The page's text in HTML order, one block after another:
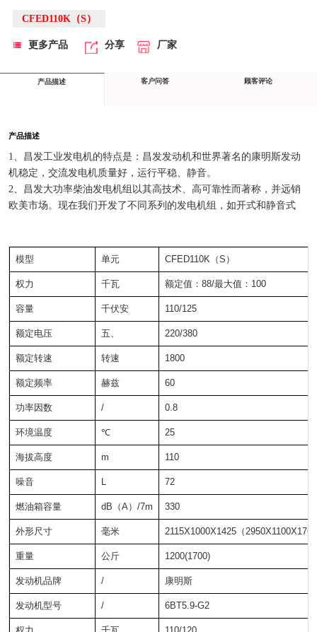
CFED110K（S）
更多产品 分享 厂家
产品描述 客户问答 顾客评论
产品描述
1、昌发工业发电机的特点是：昌发发动机和世界著名的康明斯发动
机稳定，交流发电机质量好，运行平稳、静音。
2、昌发大功率柴油发电机组以其高技术、高可靠性而著称，并远销
欧美市场。现在我们开发了不同系列的发电机组，如开式和静音式
模型 单元 CFED110K（S）
权力 千瓦 额定值：88/最大值：100
容量 千伏安 110/125
额定电压 五、 220/380
额定转速 转速 1800
额定频率 赫兹 60
功率因数 / 0.8
环境温度 ℃ 25
海拔高度 m 110
噪音 L 72
燃油箱容量 dB（A）/7m 330
外形尺寸 毫米 2115X1000X1425（
重量 公斤 1200(1700)
发动机品牌 / 康明斯
发动机型号 / 6BT5.9-G2